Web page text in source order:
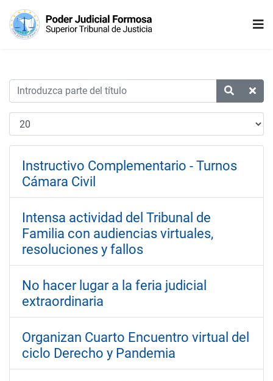
Instructivo Complementario - Turnos
Cámara Civil
Intensa actividad del Tribunal de
Familia con audiencias virtuales,
resoluciones y fallos
No hacer lugar a la feria judicial
extraordinaria
Organizan Cuarto Encuentro virtual del
ciclo Derecho y Pandemia